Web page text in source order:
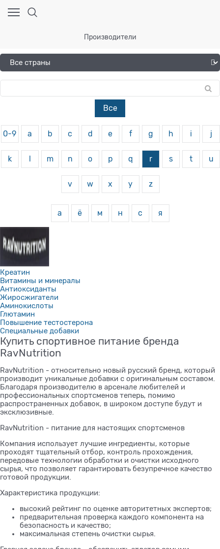
Производители
Все
0-9 a b c d e f g h i j
k m n o p q r s t u
v w x y z
а ё м н с я
Креатин
Витамины и минералы
Антиоксиданты
Жиросжигатели
Аминокислоты
Глютамин
Повышение тестостерона
Специальные добавки
Купить спортивное питание бренда
RavNutrition
RavNutrition - относительно новый русский бренд, который
производит уникальные добавки с оригинальным составом.
Благодаря производителю в арсенале любителей и
профессиональных спортсменов теперь, помимо
распространенных добавок, в широком доступе будут и
эксклюзивные.
RavNutrition - питание для настоящих спортсменов
Компания использует лучшие ингредиенты, которые
проходят тщательный отбор, контроль прохождения,
передовые технологии обработки и очистки исходного
сырья, что позволяет гарантировать безупречное качество
готовой продукции.
Характеристика продукции:
высокий рейтинг по оценке авторитетных экспертов;
предварительная проверка каждого компонента на
безопасность и качество;
максимальная степень очистки сырья.